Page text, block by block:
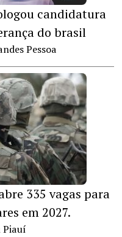
candidatura
do brasil
Pessoa
335 vagas para
em 2027.
Piauí